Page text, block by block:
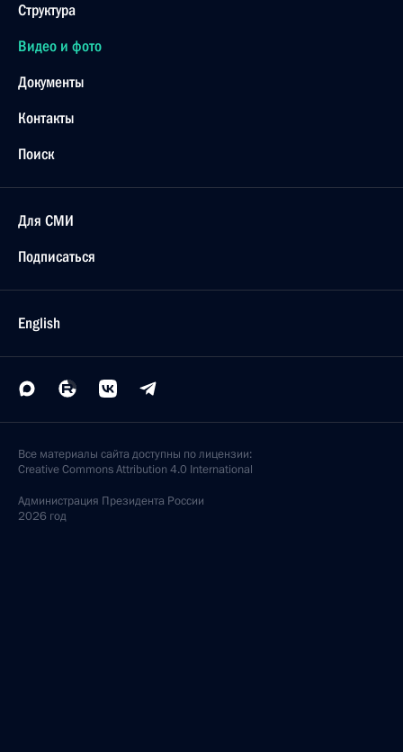
Структура
Видео и фото
Документы
Контакты
Поиск
Для СМИ
Подписаться
English
Все материалы сайта доступны по лицензии:
Creative Commons Attribution 4.0 International
Администрация Президента России
2026 год